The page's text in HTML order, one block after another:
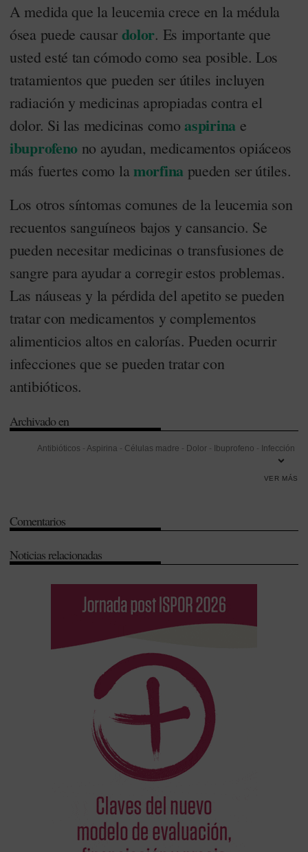
A medida que la leucemia crece en la médula
ósea puede causar dolor. Es importante que
usted esté tan cómodo como sea posible. Los
tratamientos que pueden ser útiles incluyen
radiación y medicinas apropiadas contra el
dolor. Si las medicinas comoaspirinae
ibuprofeno no ayudan, medicamentos opiáceos
más fuertes como la morfinapueden ser útiles.
Los otros síntomas comunes de la leucemia son
recuentos sanguíneos bajos y cansancio. Se
pueden necesitar medicinas o transfusiones de
sangre para ayudar a corregir estos problemas.
Las náuseas y la pérdida del apetito se pueden
tratar con medicamentos y complementos
alimenticios altos en calorías. Pueden ocurrir
infecciones que se pueden tratar con
antibióticos.
Archivado en
Antibióticos - Aspirina - Células madre - Dolor - Ibuprofeno - Infección
VER MÁS
Comentarios
Noticias relacionadas